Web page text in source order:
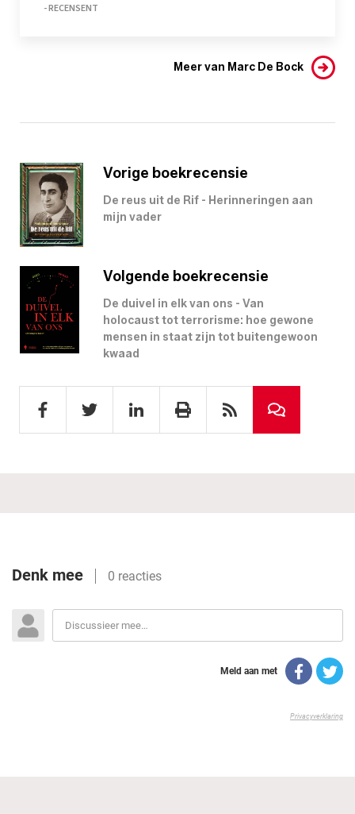
- RECENSENT
Meer van Marc De Bock
Vorige boekrecensie
De reus uit de Rif - Herinneringen aan
mijn vader
Volgende boekrecensie
De duivel in elk van ons - Van
holocaust tot terrorisme: hoe gewone
mensen in staat zijn tot buitengewoon
kwaad